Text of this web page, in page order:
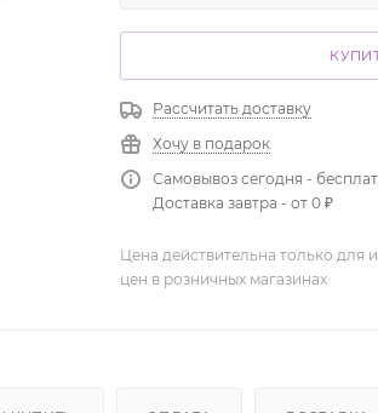
Рассчитать доставку
Хочу в подарок
Самовывоз сегодня -
Доставка завтра - от 0 ₽
Цена действительна только для
цен в розничных магазинах